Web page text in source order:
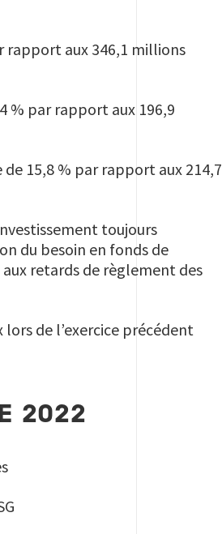
rapport aux 346,1 millions
% par rapport aux 196,9
15,8 % par rapport aux 214,7
toujours
du besoin en fonds de
retards de règlement des
de l’exercice précédent
2022